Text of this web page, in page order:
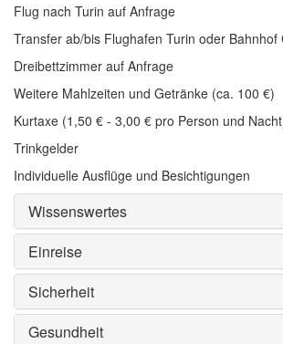
Flug nach Turin auf Anfrage
Transfer ab/bis Flughafen Turin oder
Dreibettzimmer auf Anfrage
Weitere Mahlzeiten und Getränke (ca. 100 €)
Kurtaxe (1,50 € - 3,00 € pro Person und
Trinkgelder
Individuelle Ausflüge und Besichtigungen
Wissenswertes
Einreise
Sicherheit
Gesundheit